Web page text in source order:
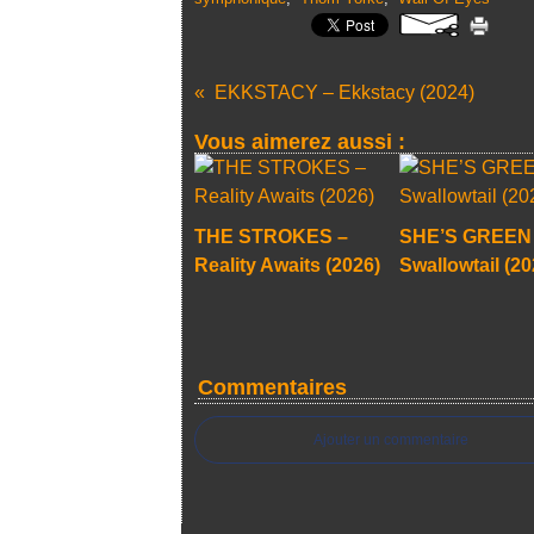
EKKSTACY – Ekkstacy (2024)
Vous aimerez aussi :
THE STROKES –
Reality Awaits (2026)
SHE’S
Swallowtail
Commentaires
Ajouter un commentaire